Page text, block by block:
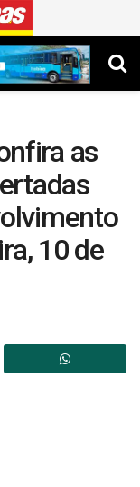
as
10 de